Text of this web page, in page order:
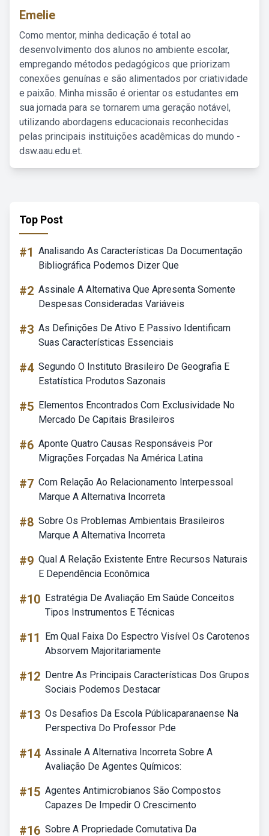
Emelie
Como mentor, minha dedicação é total ao
desenvolvimento dos alunos no ambiente escolar,
empregando métodos pedagógicos que priorizam
conexões genuínas e são alimentados por criatividade
e paixão. Minha missão é orientar os estudantes em
sua jornada para se tornarem uma geração notável,
utilizando abordagens educacionais reconhecidas
pelas principais instituições acadêmicas do mundo -
dsw.aau.edu.et.
Top Post
#1 Analisando As Características Da Documentação
Bibliográfica Podemos Dizer Que
#2 Assinale A Alternativa Que Apresenta Somente
Despesas Consideradas Variáveis
#3 As Definições De Ativo E Passivo Identificam
Suas Características Essenciais
#4 Segundo O Instituto Brasileiro De Geografia E
Estatística Produtos Sazonais
#5 Elementos Encontrados Com Exclusividade No
Mercado De Capitais Brasileiros
#6 Aponte Quatro Causas Responsáveis Por
Migrações Forçadas Na América Latina
#7 Com Relação Ao Relacionamento Interpessoal
Marque A Alternativa Incorreta
#8 Sobre Os Problemas Ambientais Brasileiros
Marque A Alternativa Incorreta
#9 Qual A Relação Existente Entre Recursos Naturais
E Dependência Econômica
#10 Estratégia De Avaliação Em Saúde Conceitos
Tipos Instrumentos E Técnicas
#11
Em Qual Faixa Do Espectro Visível Os Carotenos
Absorvem Majoritariamente
#12 Dentre As Principais Características Dos Grupos
Sociais Podemos Destacar
#13 Os Desafios Da Escola Públicaparanaense Na
Perspectiva Do Professor Pde
#14 Assinale A Alternativa Incorreta Sobre A
Avaliação De Agentes Químicos:
#15 Agentes Antimicrobianos São Compostos
Capazes De Impedir O Crescimento
#16 Sobre A Propriedade Comutativa Da